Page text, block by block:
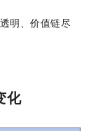
明、价值链尽
化